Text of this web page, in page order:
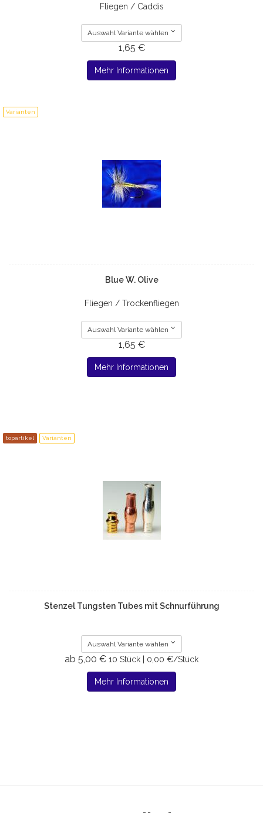
Fliegen / Caddis
Auswahl Variante wählen
1,65 €
Mehr Informationen
Varianten
Blue W. Olive
Fliegen / Trockenfliegen
Auswahl Variante wählen
1,65 €
Mehr Informationen
topartikel Varianten
Stenzel Tungsten Tubes mit Schnurführung
Auswahl Variante wählen
ab 5,00 € 10 Stück | 0,00 €/Stück
Mehr Informationen